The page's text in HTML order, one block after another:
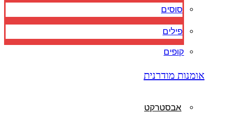
סוסים
פילים
קופים
אומנות מודרנית
אבסטרקט